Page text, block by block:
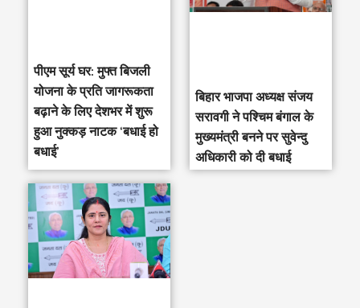
पीएम सूर्य घर: मुफ्त बिजली
योजना के प्रति जागरूकता
बढ़ाने के लिए देशभर में शुरू
हुआ नुक्कड़ नाटक ‘बधाई हो
बधाई’
‎बिहार भाजपा अध्यक्ष संजय
सरावगी ने पश्चिम बंगाल के
मुख्यमंत्री बनने पर सुवेन्दु
अधिकारी को दी बधाई